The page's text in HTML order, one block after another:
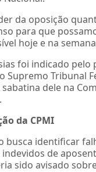
da oposição
para que
hoje e na
foi indicado
Supremo Tribunal
dele na
da CPMI
busca identificar
de
sido avisado